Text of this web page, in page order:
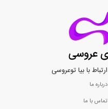
ارتباط با بیا توعروسی
درباره ما
تماس با ما